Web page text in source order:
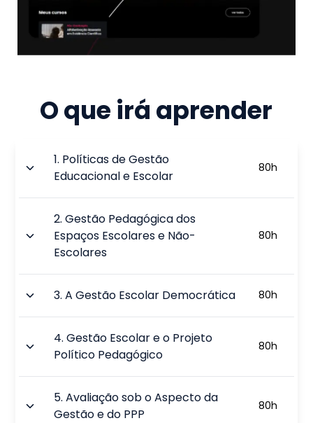
O que irá aprender
1. Políticas de Gestão
Educacional e Escolar
80h
2.Gestão Pedagógica dos
Espaços Escolares e Não-
Escolares
80h
3.A Gestão Escolar Democrática 80h
4.Gestão Escolar e o Projeto
Político Pedagógico
80h
5.Avaliação sob o Aspecto da
Gestão e do PPP
80h